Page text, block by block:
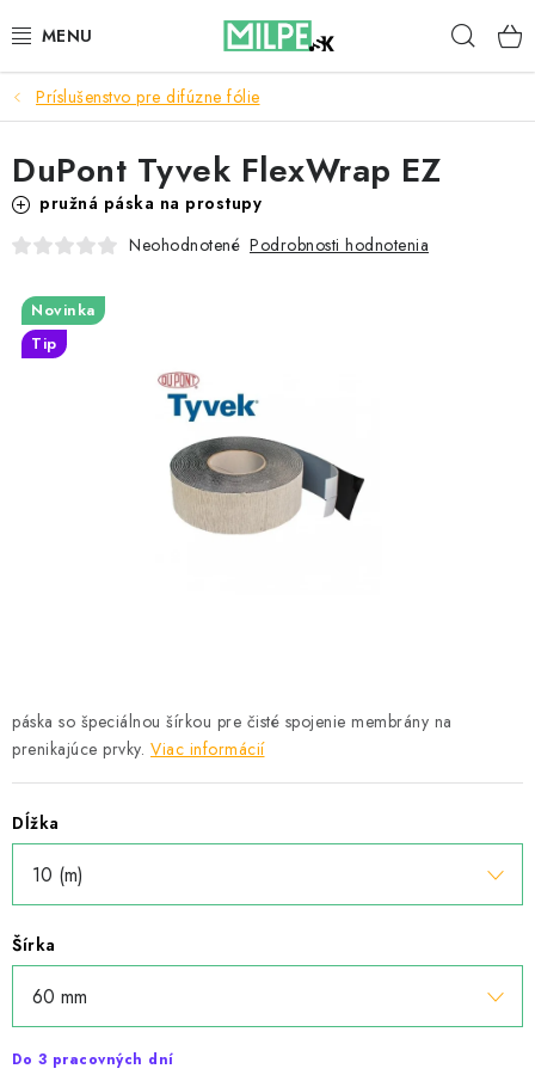
na
STREŠNÉ OKNÁ
PODKROVNÉ SCHODY
BLOG
Reklamace a vrácení zboží
Zásady používania súborov cookie
Príslušenstvo pre difúzne fólie
páska so špeciálnou šírkou pre čisté spojenie membrány na
prenikajúce prvky. Viac informácií
Dĺžka
Šírka
Do 3 pracovných dní
DuPont Tyvek FlexWrap EZ
pružná páska na prostupy
Neohodnotené Podrobnosti hodnotenia
Novinka
Tip